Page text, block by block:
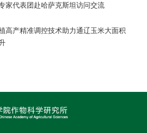
家代表团赴哈萨克斯坦访问交流
高产精准调控技术助力通辽玉米大面积